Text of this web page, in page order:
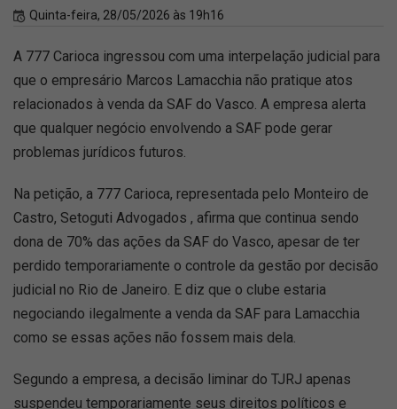
Quinta-feira, 28/05/2026 às 19h16
A 777 Carioca ingressou com uma interpelação judicial para
que o empresário Marcos Lamacchia não pratique atos
relacionados à venda da SAF do Vasco. A empresa alerta
que qualquer negócio envolvendo a SAF pode gerar
problemas jurídicos futuros.
Na petição, a 777 Carioca, representada pelo Monteiro de
Castro, Setoguti Advogados , afirma que continua sendo
dona de 70% das ações da SAF do Vasco, apesar de ter
perdido temporariamente o controle da gestão por decisão
judicial no Rio de Janeiro. E diz que o clube estaria
negociando ilegalmente a venda da SAF para Lamacchia
como se essas ações não fossem mais dela.
Segundo a empresa, a decisão liminar do TJRJ apenas
suspendeu temporariamente seus direitos políticos e